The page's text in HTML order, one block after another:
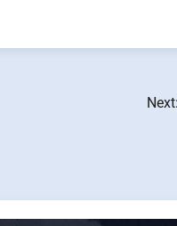
Next: